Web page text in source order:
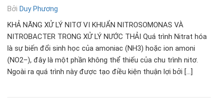
Bởi Duy Phương
KHẢ NĂNG XỬ LÝ NITƠ VI KHUẨN NITROSOMONAS VÀ
NITROBACTER TRONG XỬ LÝ NƯỚC THẢI Quá trình Nitrat hóa
là sự biến đổi sinh học của amoniac (NH3) hoặc ion amoni
(NO2–), đây là một phần không thể thiếu của chu trình nitơ.
Ngoài ra quá trình này được tạo điều kiện thuận lợi bởi […]